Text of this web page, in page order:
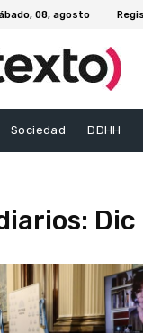
08, agosto
Sociedad DDHH
Dic